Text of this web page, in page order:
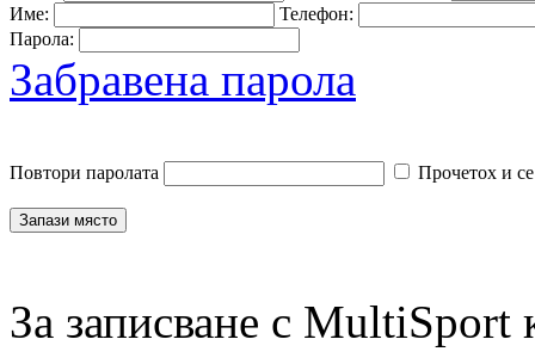
Име:
Телефон:
Парола:
Забравена парола
Повтори паролата Прочетох и
За записване с MultiSport